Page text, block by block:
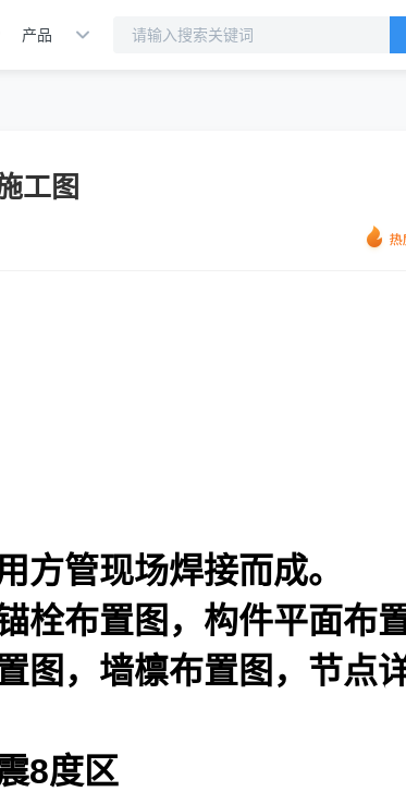
产品
工图
方管现场焊接而成。
栓布置图，构件平面布
图，墙檩布置图，节点
8度区